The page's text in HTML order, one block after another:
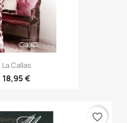
La Callas
18,95 €
favorite_border